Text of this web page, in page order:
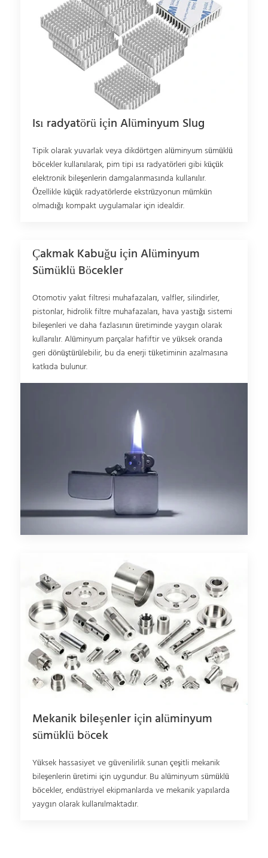
Isı radyatörü için Alüminyum Slug
Tipik olarak yuvarlak veya dikdörtgen alüminyum sümüklü
böcekler kullanılarak, pim tipi ısı radyatörleri gibi küçük
elektronik bileşenlerin damgalanmasında kullanılır.
Özellikle küçük radyatörlerde ekstrüzyonun mümkün
olmadığı kompakt uygulamalar için idealdir.
Çakmak Kabuğu için Alüminyum
Sümüklü Böcekler
Otomotiv yakıt filtresi muhafazaları, valfler, silindirler,
pistonlar, hidrolik filtre muhafazaları, hava yastığı sistemi
bileşenleri ve daha fazlasının üretiminde yaygın olarak
kullanılır. Alüminyum parçalar hafiftir ve yüksek oranda
geri dönüştürülebilir, bu da enerji tüketiminin azalmasına
katkıda bulunur.
Mekanik bileşenler için alüminyum
sümüklü böcek
Yüksek hassasiyet ve güvenilirlik sunan çeşitli mekanik
bileşenlerin üretimi için uygundur. Bu alüminyum sümüklü
böcekler, endüstriyel ekipmanlarda ve mekanik yapılarda
yaygın olarak kullanılmaktadır.